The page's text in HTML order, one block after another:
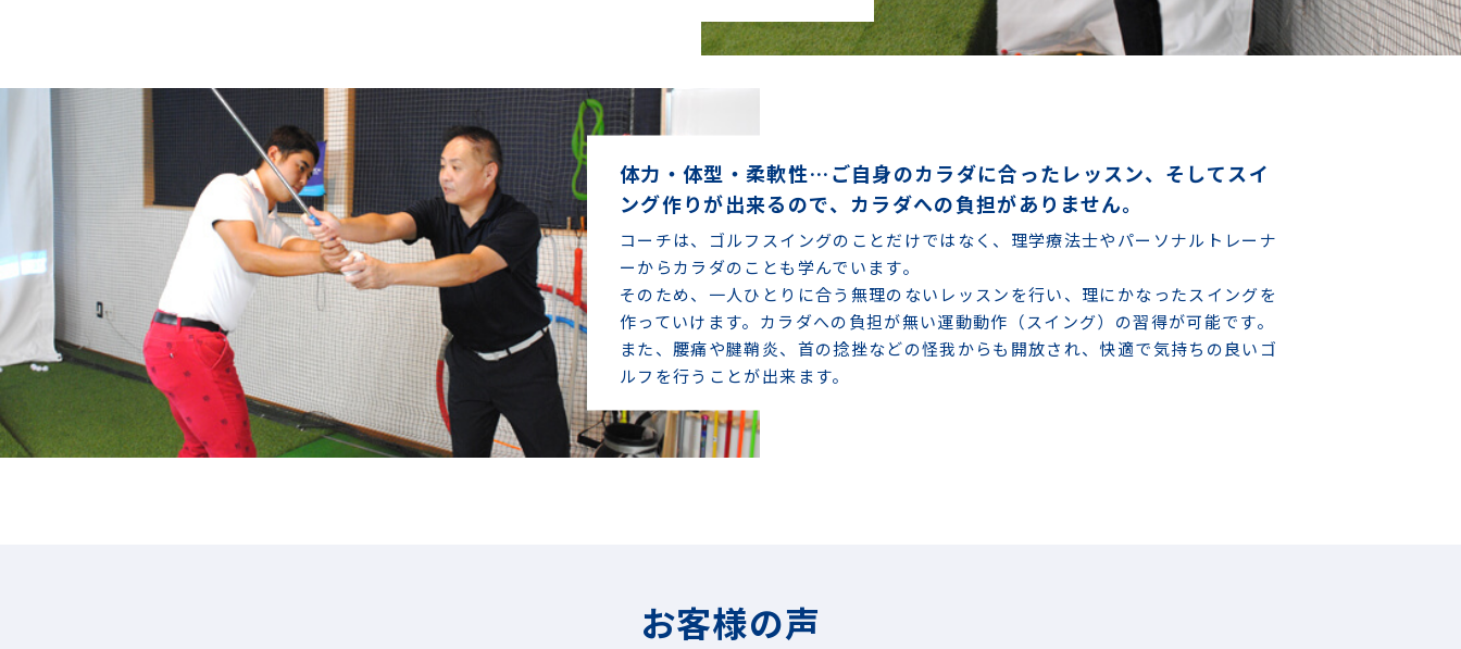
体力・体型・柔軟性…ご自身のカラダに合ったレッスン、そしてスイ
ング作りが出来るので、カラダへの負担がありません。
コーチは、ゴルフスイングのことだけではなく、理学療法士やパーソナルトレーナ
ーからカラダのことも学んでいます。
そのため、一人ひとりに合う無理のないレッスンを行い、理にかなったスイングを
作っていけます。カラダへの負担が無い運動動作（スイング）の習得が可能です。
また、腰痛や腱鞘炎、首の捻挫などの怪我からも開放され、快適で気持ちの良いゴ
ルフを行うことが出来ます。
お客様の声